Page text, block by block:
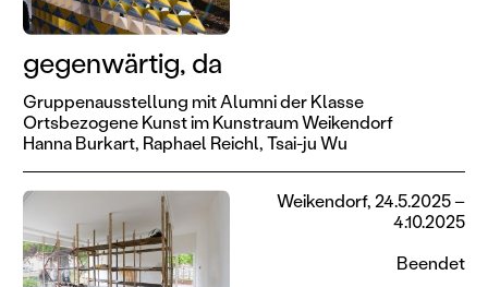
gegenwärtig, da
Gruppenausstellung mit Alumni der Klasse
Ortsbezogene Kunst im Kunstraum Weikendorf
Hanna Burkart, Raphael Reichl,Tsai-ju Wu
Weikendorf, 24.5.2025 –
4.10.2025
Beendet